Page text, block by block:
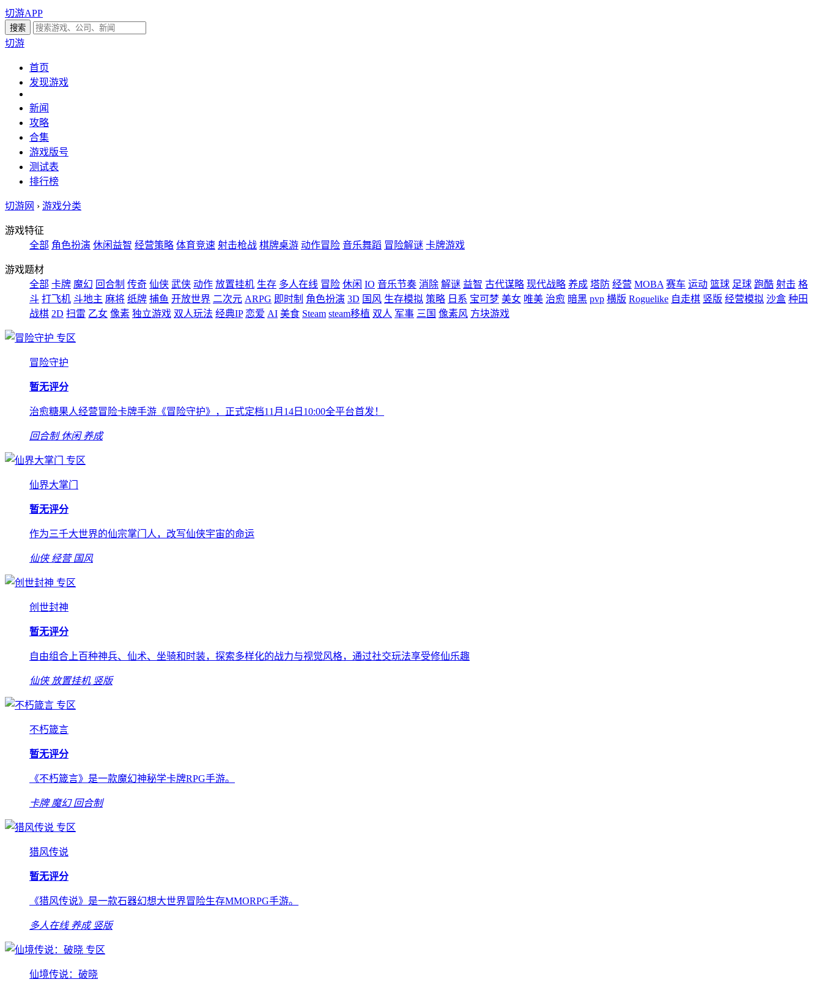
切游APP
切游
首页
发现游戏
新闻
攻略
合集
游戏版号
测试表
排行榜
切游网 › 游戏分类
游戏特征
全部 角色扮演 休闲益智 经营策略 体育竞速 射击枪战 棋牌桌游 动作冒险 音乐舞蹈 冒险解谜 卡牌游戏
游戏题材
全部 卡牌 魔幻 回合制 传奇 仙侠 武侠 动作 放置挂机 生存 多人在线 冒险 休闲 IO 音乐节奏 消除 解谜 益智 古代谋略 现代战略 养成 塔防 经营 MOBA 赛车 运动 篮球 足球 跑酷 射击 格
斗 打飞机 斗地主 麻将 纸牌 捕鱼 开放世界 二次元 ARPG 即时制 角色扮演 3D 国风 生存模拟 策略 日系 宝可梦 美女 唯美 治愈 暗黑 pvp 横版 Roguelike 自走棋 竖版 经营模拟 沙盒 种田
战棋 2D 扫雷 乙女 像素 独立游戏 双人玩法 经典IP 恋爱 AI 美食 Steam steam移植 双人 军事 三国 像素风 方块游戏
专区
冒险守护
暂无评分
治愈糖果人经营冒险卡牌手游《冒险守护》，正式定档11月14日10:00全平台首发！
回合制 休闲 养成
专区
仙界大掌门
暂无评分
作为三千大世界的仙宗掌门人，改写仙侠宇宙的命运
仙侠 经营 国风
专区
创世封神
暂无评分
自由组合上百种神兵、仙术、坐骑和时装，探索多样化的战力与视觉风格，通过社交玩法享受修仙乐趣
仙侠 放置挂机 竖版
专区
不朽箴言
暂无评分
《不朽箴言》是一款魔幻神秘学卡牌RPG手游。
卡牌 魔幻 回合制
专区
猎风传说
暂无评分
《猎风传说》是一款石器幻想大世界冒险生存MMORPG手游。
多人在线 养成 竖版
专区
仙境传说：破晓